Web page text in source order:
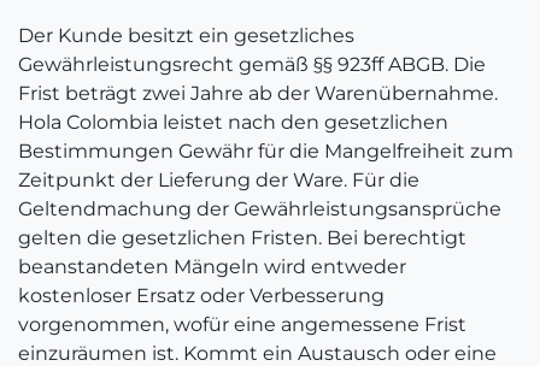
Der Kunde besitzt ein gesetzliches
Gewährleistungsrecht gemäß §§ 923ff ABGB. Die
Frist beträgt zwei Jahre ab der Warenübernahme.
Hola Colombia leistet nach den gesetzlichen
Bestimmungen Gewähr für die Mangelfreiheit zum
Zeitpunkt der Lieferung der Ware. Für die
Geltendmachung der Gewährleistungsansprüche
gelten die gesetzlichen Fristen. Bei berechtigt
beanstandeten Mängeln wird entweder
kostenloser Ersatz oder Verbesserung
vorgenommen, wofür eine angemessene Frist
einzuräumen ist. Kommt ein Austausch oder eine